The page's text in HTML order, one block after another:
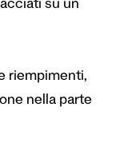
su un
riempimenti,
nella parte